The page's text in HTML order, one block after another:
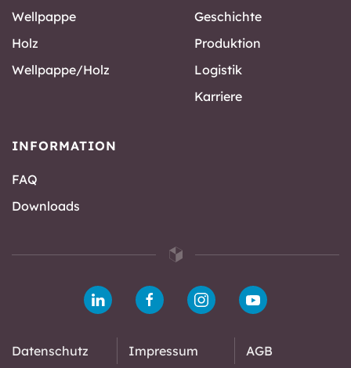
Wellpappe
Holz
Wellpappe/Holz
Geschichte
Produktion
Logistik
Karriere
INFORMATION
FAQ
Downloads
Datenschutz Impressum AGB